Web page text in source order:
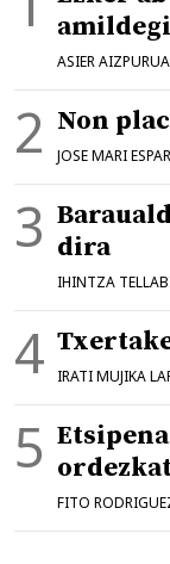
ASIER
Non
JOSE MARI
dira
IHINTZA
IRATI MUJIKA
FITO